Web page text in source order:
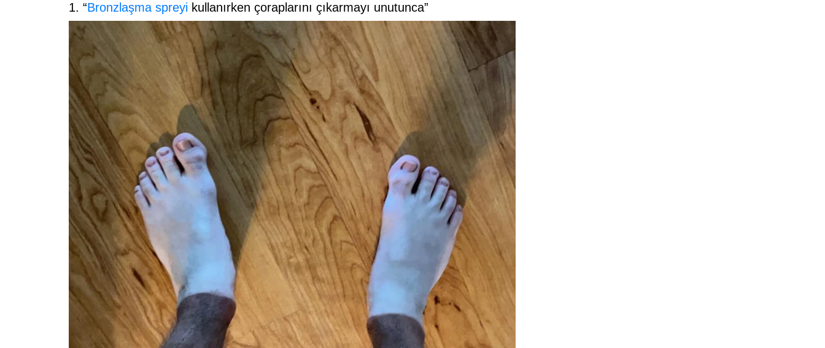
1. “Bronzlaşma spreyi kullanırken çoraplarını çıkarmayı unutunca”